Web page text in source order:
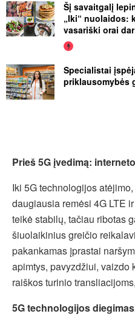
Šį savaitgalį
„Iki“ nuolaidos:
vasariški orai
Specialistai
priklausomybės
Prieš 5G įvedimą:
Iki 5G technologijos atėjimo,
daugiausia remėsi 4G LTE
teikė stabilų, tačiau ribotas
šiuolaikinius greičio
pakankamas įprastai
apimtys, pavyzdžiui, vaizdo
raiškos turinio
5G technologijos